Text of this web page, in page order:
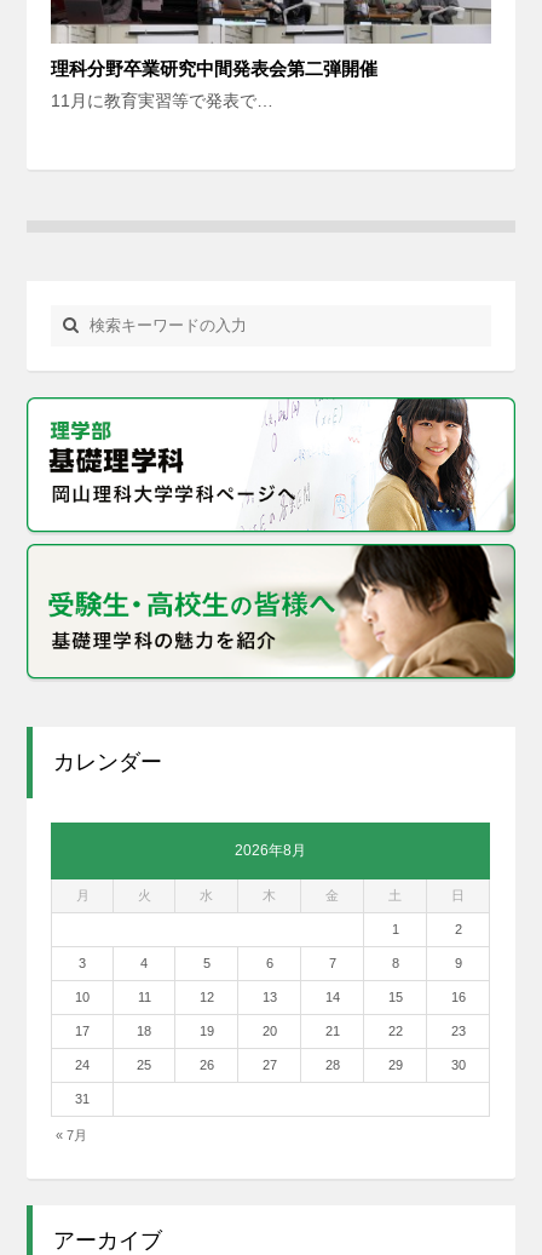
理科分野卒業研究中間発表会第二弾開催
11月に教育実習等で発表で…
カレンダー
2026年8月
月 火 水 木 金 土 日
« 7月
1 2
3 4 5 6 7 8 9
10 11 12 13 14 15 16
17 18 19 20 21 22 23
24 25 26 27 28 29 30
31
アーカイブ